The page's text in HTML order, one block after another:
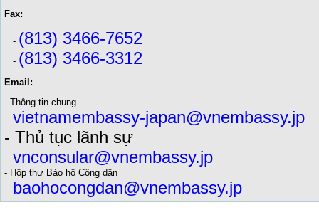
Fax:
- (813) 3466-7652
- (813) 3466-3312
Email:
- Thông tin chung
vietnamembassy-japan@vnembassy.jp
- Thủ tục lãnh sự
vnconsular@vnembassy.jp
- Hộp thư Bảo hộ Công dân
baohocongdan@vnembassy.jp